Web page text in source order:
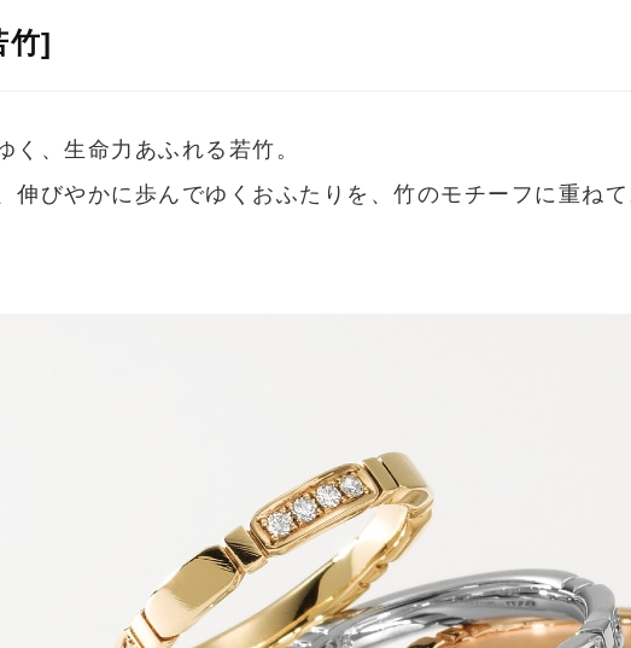
竹]
く、生命力あふれる若竹。
伸びやかに歩んでゆくおふたりを、竹のモチーフに重ね